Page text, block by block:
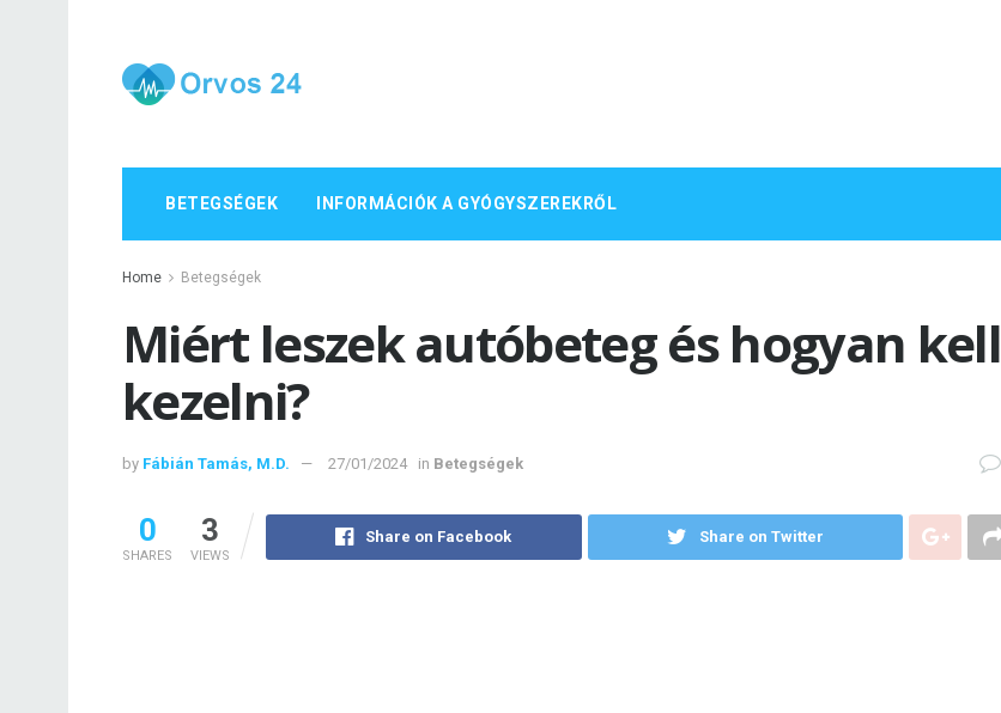
BETEGSÉGEK INFORMÁCIÓK A GYÓGYSZEREKRŐL
Home Betegségek
Miért leszek autóbeteg és hogyan kell
kezelni?
by Fábián Tamás, M.D. 27/01/2024 in Betegségek
0
SHARES
3
VIEWS
Share on Facebook Share on Twitter